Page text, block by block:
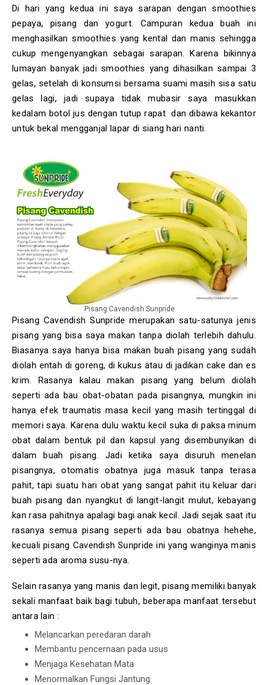
Di hari yang kedua ini saya sarapan dengan smoothies
pepaya, pisang dan yogurt. Campuran kedua buah ini
menghasilkan smoothies yang kental dan manis sehingga
cukup mengenyangkan sebagai sarapan. Karena bikinnya
lumayan banyak jadi smoothies yang dihasilkan sampai 3
gelas, setelah di konsumsi bersama suami masih sisa satu
gelas lagi, jadi supaya tidak mubasir saya masukkan
kedalam botol jus dengan tutup rapat dan dibawa kekantor
untuk bekal mengganjal lapar di siang hari nanti.
Pisang Cavendish Sunpride
Pisang Cavendish Sunpride merupakan satu-satunya jenis
pisang yang bisa saya makan tanpa diolah terlebih dahulu.
Biasanya saya hanya bisa makan buah pisang yang sudah
diolah entah di goreng, di kukus atau di jadikan cake dan es
krim. Rasanya kalau makan pisang yang belum diolah
seperti ada bau obat-obatan pada pisangnya, mungkin ini
hanya efek traumatis masa kecil yang masih tertinggal di
memori saya. Karena dulu waktu kecil suka di paksa minum
obat dalam bentuk pil dan kapsul yang disembunyikan di
dalam buah pisang. Jadi ketika saya disuruh menelan
pisangnya, otomatis obatnya juga masuk tanpa terasa
pahit, tapi suatu hari obat yang sangat pahit itu keluar dari
buah pisang dan nyangkut di langit-langit mulut, kebayang
kan rasa pahitnya apalagi bagi anak kecil. Jadi sejak saat itu
rasanya semua pisang seperti ada bau obatnya hehehe,
kecuali pisang Cavendish Sunpride ini yang wanginya manis
seperti ada aroma susu-nya.
Selain rasanya yang manis dan legit, pisang memiliki banyak
sekali manfaat baik bagi tubuh, beberapa manfaat tersebut
antara lain :
Melancarkan peredaran darah
Membantu pencernaan pada usus
Menjaga Kesehatan Mata
Menormalkan Fungsi Jantung